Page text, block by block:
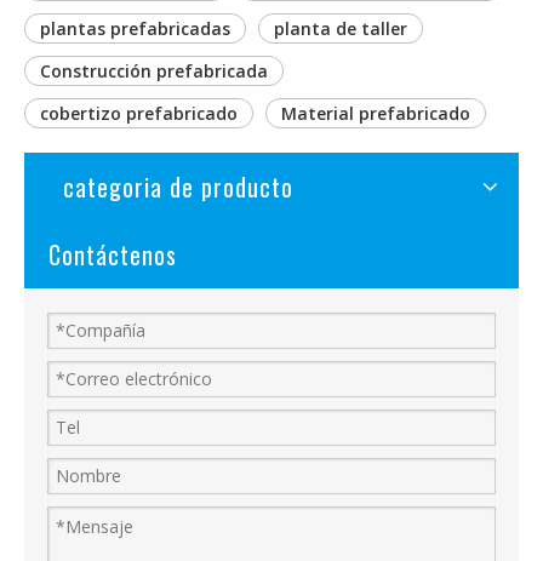
plantas prefabricadas
planta de taller
Construcción prefabricada
cobertizo prefabricado
Material prefabricado
categoria de producto
Contáctenos